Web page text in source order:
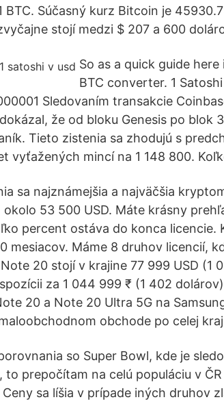
BTC. Súčasný kurz Bitcoin je
stojí medzi $ 207 a 600
So as a quick guide
BTC converter. 1
Sledovaním transakcie
že od bloku Genesis po blok
Tieto zistenia sa zhodujú s
vyťažených mincí na 1 148 800.
sa najznámejšia a najväčšia
okolo 53 500 USD. Máte krásny
percent ostáva do konca licencie.
mesiacov. Máme 8 druhov licencií,
20 stojí v krajine 77 999 USD
za 1 044 999 ₹ (1 402
20 a Note 20 Ultra 5G na
obchode po celej
so Super Bowl, kde je
to prepočítam na celú populáciu v
sa líšia v prípade iných druhov